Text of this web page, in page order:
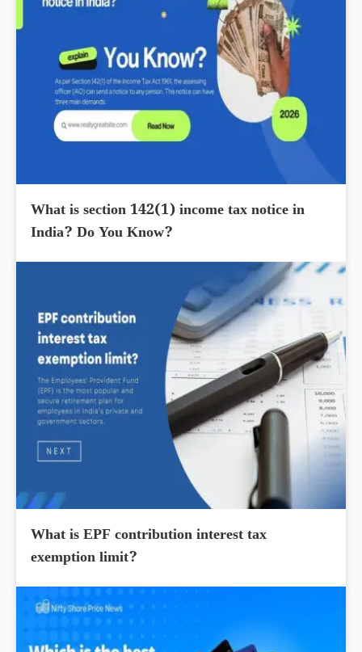
What is section 142(1) income tax notice in
India? Do You Know?
What is EPF contribution interest tax
exemption limit?